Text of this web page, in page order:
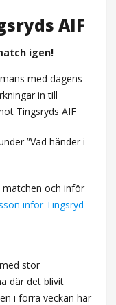
AIF
igen!
med dagens
in till
Tingsryds AIF
”Vad händer i
matchen och inför
inför Tingsryd
stor
där det blivit
i förra veckan har